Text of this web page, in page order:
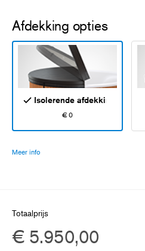
Afdekking opties
Isolerende afdekking
€ 0
Meer info
Totaalprijs
€ 5.950,00